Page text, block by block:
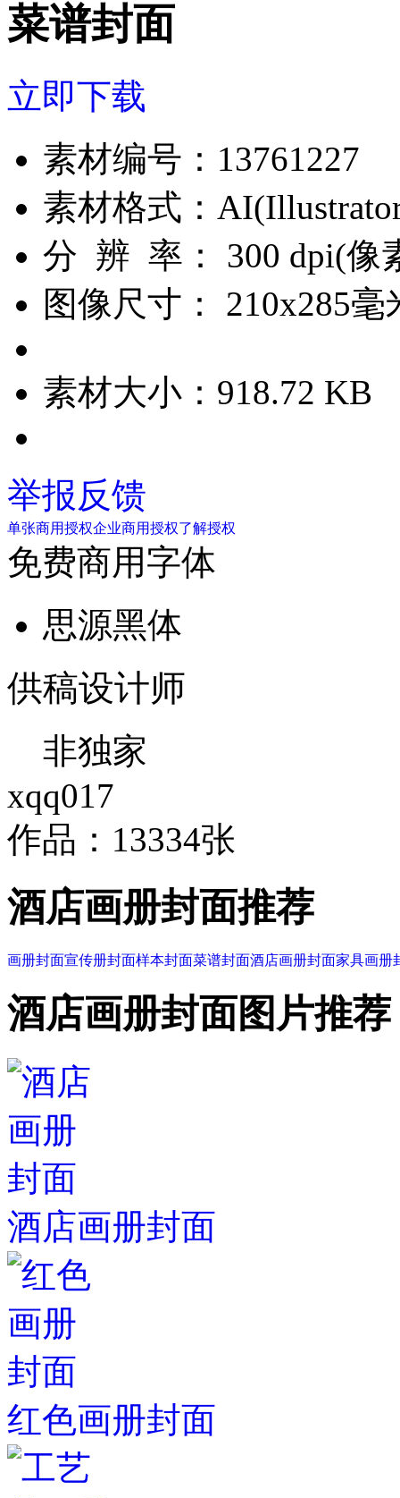
菜谱封面
立即下载
素材编号： 13761227
素材格式：
分 辨 率： 300 dpi(像
图像尺寸： 210x285毫
素材大小： 918.72 KB
举报反馈
单张商用授权企业商用授权了解授权
免费商用字体
思源黑体
供稿设计师
非独家
xqq017
作品：13334张
酒店画册封面推荐
画册封面宣传册封面样本封面菜谱封面酒店画册封面家具画册
酒店画册封面图片推荐
酒店画册封面
红色画册封面